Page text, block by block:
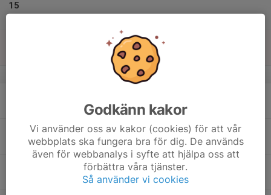
15
v.34
Godkänn kakor
Vi använder oss av kakor (cookies) för att vår
webbplats ska fungera bra för dig. De används
även för webbanalys i syfte att hjälpa oss att
förbättra våra tjänster.
Så använder vi cookies